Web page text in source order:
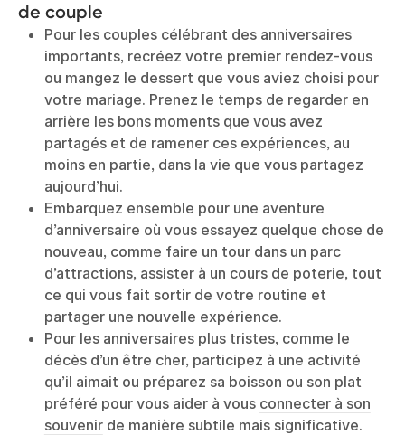
de couple
Pour les couples célébrant des anniversaires
importants, recréez votre premier rendez-vous
ou mangez le dessert que vous aviez choisi pour
votre mariage. Prenez le temps de regarder en
arrière les bons moments que vous avez
partagés et de ramener ces expériences, au
moins en partie, dans la vie que vous partagez
aujourd’hui.
Embarquez ensemble pour une aventure
d’anniversaire où vous essayez quelque chose de
nouveau, comme faire un tour dans un parc
d’attractions, assister à un cours de poterie, tout
ce qui vous fait sortir de votre routine et
partager une nouvelle expérience.
Pour les anniversaires plus tristes, comme le
décès d’un être cher, participez à une activité
qu’il aimait ou préparez sa boisson ou son plat
préféré pour vous aider à vous connecter à son
souvenirde manière subtile mais significative.